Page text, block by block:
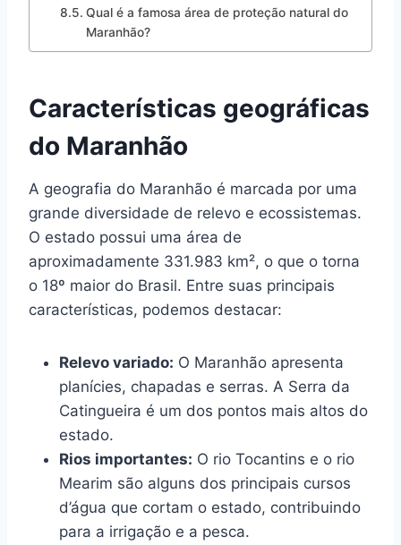
Qual é a famosa área de proteção natural do
Maranhão?
Características geográficas
do Maranhão
A geografia do Maranhão é marcada por uma
grande diversidade de relevo e ecossistemas.
O estado possui uma área de
aproximadamente 331.983 km², o que o torna
o 18º maior do Brasil. Entre suas principais
características, podemos destacar:
Relevo variado: O Maranhão apresenta
planícies, chapadas e serras. A Serra da
Catingueira é um dos pontos mais altos do
estado.
Rios importantes: O rio Tocantins e o rio
Mearim são alguns dos principais cursos
d’água que cortam o estado, contribuindo
para a irrigação e a pesca.